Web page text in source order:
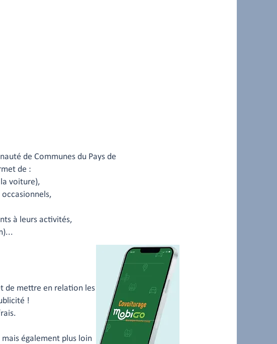
de Communes du Pays de
de :
voiture),
à leurs activités,
de mettre en relation les
!
également plus loin